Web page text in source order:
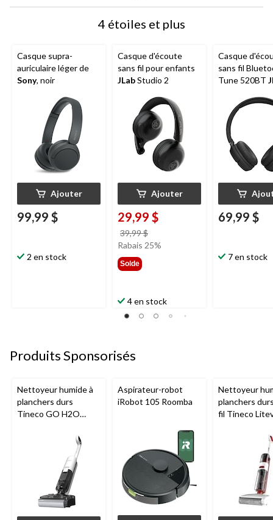
4 étoiles et plus
Casque supra-
auriculaire léger de
Sony, noir
Ajouter
99,99 $
2 en stock
Casque d'écoute
sans fil pour enfants
JLabStudio 2
Ajouter
29,99 $
39,99 $
était
Rabais 25%
Solde
4 en stock
Casque
sans fil
Tune 520BT
heures et
Bass Sound,
69,99 $
7 en stock
Produits Sponsorisés
Nettoyeur humide à
planchers durs
Tineco GO H2O
Aspirateur-robot
iRobot 105 Roomba
Nettoyeur
planchers
fil Tineco